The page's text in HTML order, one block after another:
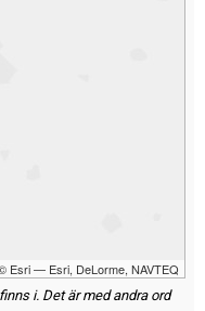
Esri — Esri, DeLorme, NAVTEQ
i. Det är med andra ord